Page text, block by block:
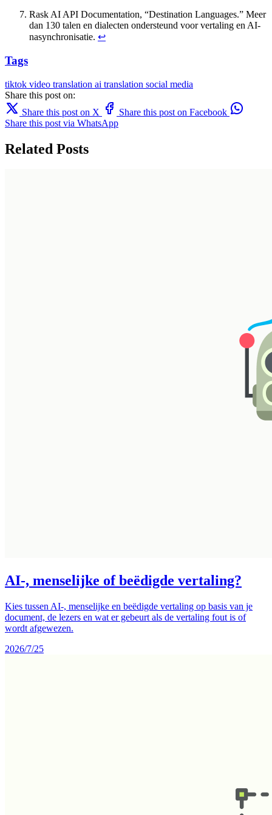
Rask AI API Documentation, “Destination Languages.” Meer
dan 130 talen en dialecten ondersteund voor vertaling en AI-
nasynchronisatie. ↩
Tags
tiktok video translation ai translation social media
Share this post on:
Share this post on X
Share this post on Facebook
Share this post via WhatsApp
Related Posts
AI-, menselijke of beëdigde vertaling?
Kies tussen AI-, menselijke en beëdigde vertaling op basis van je
document, de lezers en wat er gebeurt als de vertaling fout is of
wordt afgewezen.
2026/7/25